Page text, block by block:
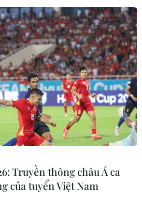
Truyền thông châu Á ca
của tuyển Việt Nam